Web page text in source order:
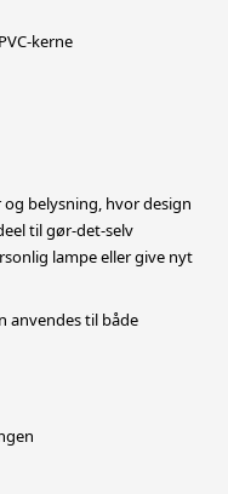
kerne
belysning, hvor design
til gør-det-selv
lampe eller give nyt
anvendes til både